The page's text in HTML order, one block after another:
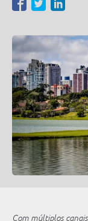
Isenções Tarifárias
Perguntas
Wi-Fi Grátis
Bloqueio do Cartão
Alteração em Linhas
Legislação
Notícias
Vídeos
Podcasts
WhatsApp
Telefone
Tutoriais
Autoatendimento
Com múltiplos